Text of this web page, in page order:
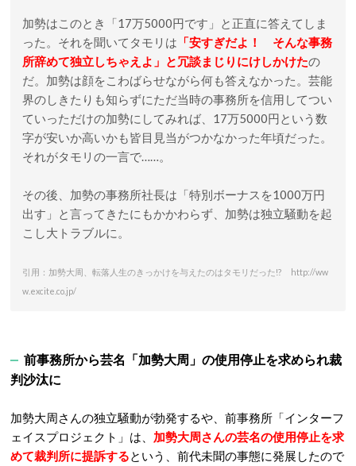
加勢はこのとき「17万5000円です」と正直に答えてしま
った。それを聞いてタモリは 「安すぎだよ！ そんな事務
所辞めて独立しちゃえよ」と冗談まじりにけしかけたの
だ。加勢は顔をこわばらせながら何も答えなかった。芸能
界のしきたりも知らずにただ当時の事務所を信用してつい
ていっただけの加勢にしてみれば、17万5000円という数
字が安いか高いかも皆目見当がつかなかった年頃だった。
それがタモリの一言で……。
その後、加勢の事務所社長は「特別ボーナスを1000万円
出す」と言ってきたにもかかわらず、加勢は独立騒動を起
こし大トラブルに。
引用：加勢大周、転落人生のきっかけを与えたのはタモリだった!? http://ww
w.excite.co.jp/
前事務所から芸名「加勢大周」の使用停止を求められ裁
判沙汰に
加勢大周さんの独立騒動が勃発するや、前事務所「インターフ
ェイスプロジェクト」は、 加勢大周さんの芸名の使用停止を求
めて裁判所に提訴するという、前代未聞の事態に発展したので